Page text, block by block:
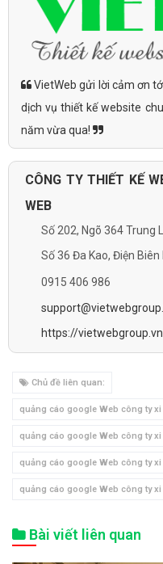
VietWeb gửi lời cảm ơn
dịch vụ thiết kế website
năm vừa qua!
CÔNG TY THIẾT KẾ
WEB
Số 202, Ngõ 364 Trung
Số 36 Đa Kao, Điện Biên
0915 406 986
https://vietwebgroup.vn
Chủ đề liên quan:
quảng cáo google Web công ty xi
quảng cáo google Web công ty
quảng cáo google Web công ty
quảng cáo google Web công ty xi
Bài viết liên quan